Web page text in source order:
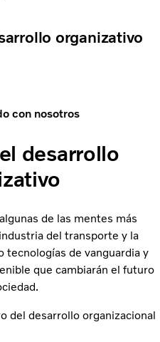
organizativo
con nosotros
desarrollo
de las mentes más
del transporte y la
tecnologías de vanguardia y
que cambiarán el futuro
del desarrollo organizacional